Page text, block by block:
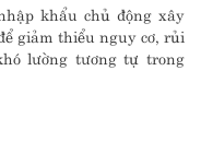
khẩu chủ động xây
giảm thiểu nguy cơ, rủi
lường tương tự trong